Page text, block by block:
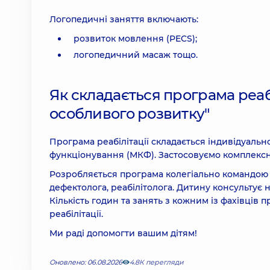
Логопедичні заняття включають:
розвиток мовлення (PECS);
логопедичний масаж тощо.
Як складається програма
особливого розвитку"
Програма реабілітації складається
функціонування (МКФ). Застосовуємо
Розробляється програма колегіально командою
дефектолога, реабілітолога. Дитину
Кількість годин та занять з кожним із фахівців
реабілітації.
Ми раді допомогти вашим дітям!
Оновлено: 06.08.2026 4.8К перегляди